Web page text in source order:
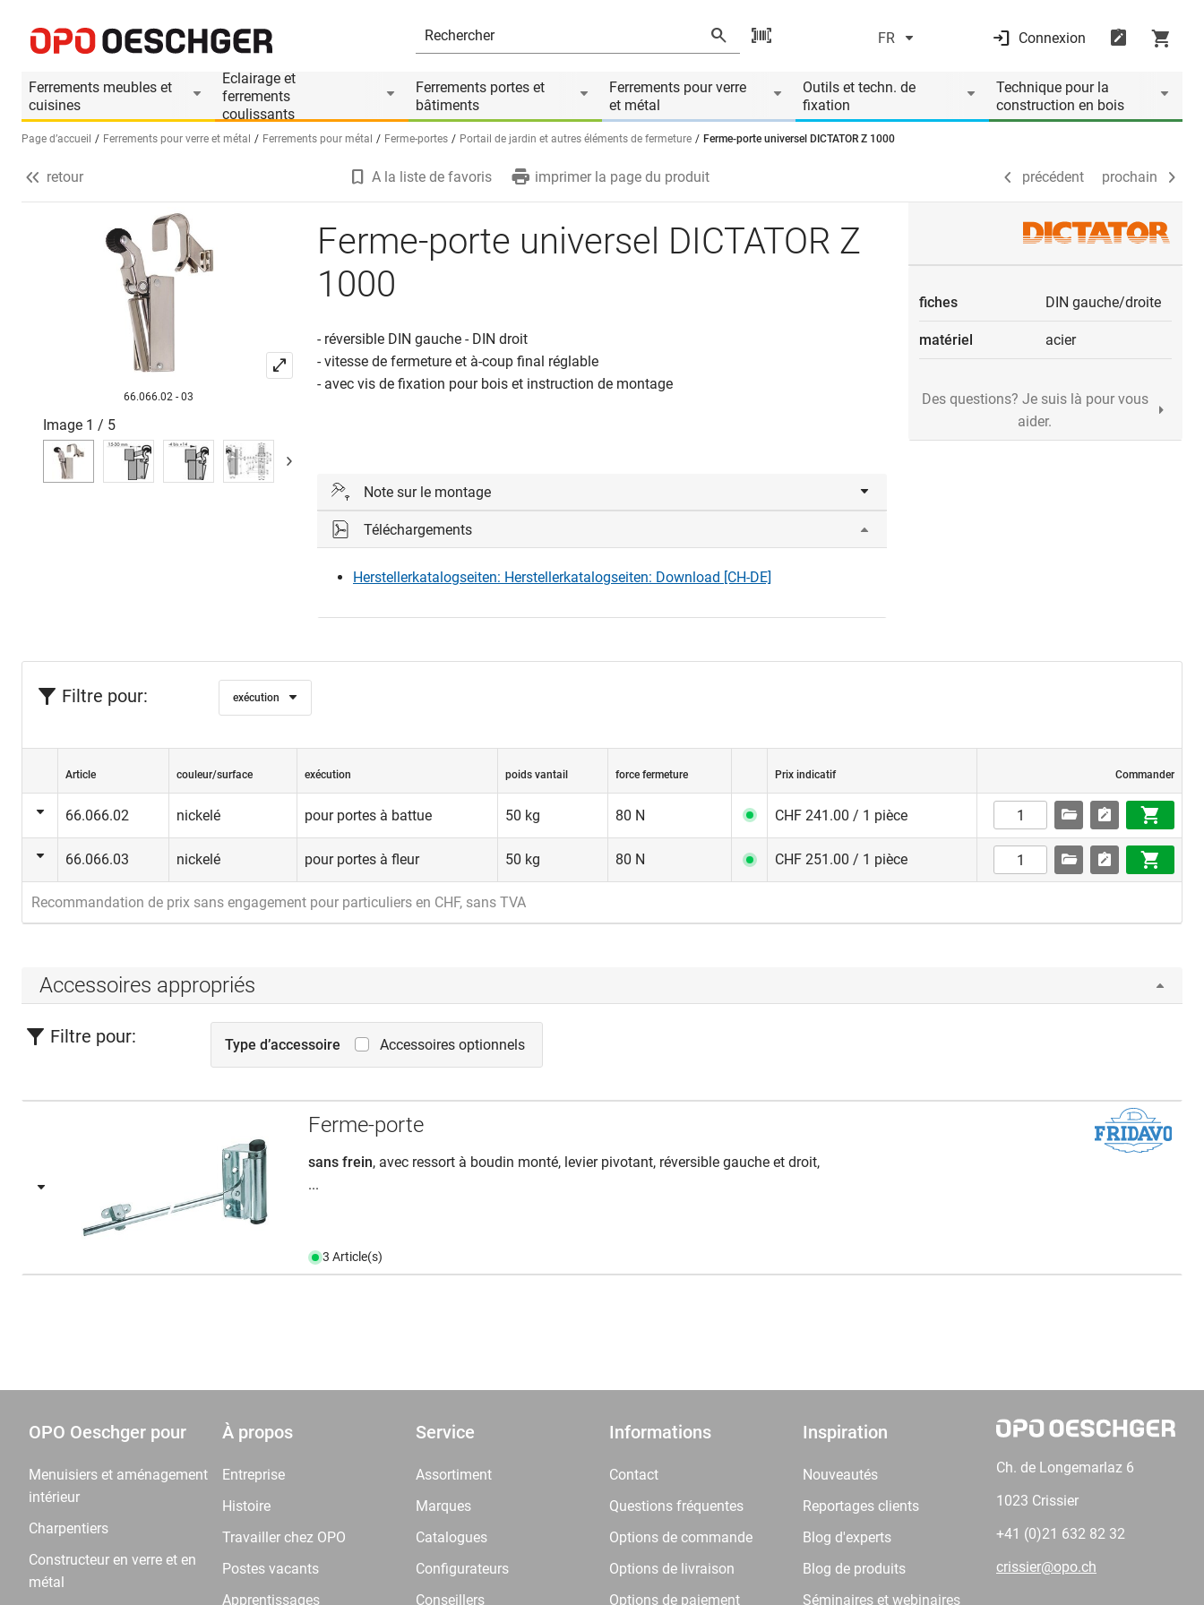
FR Connexion
Ferrements meubles et
cuisines
Eclairage et
ferrements
coulissants
Ferrements portes et
bâtiments
Ferrements pour verre
et métal
Outils et techn. de
fixation
Technique pour la
construction en bois
Sélectionnez une langue (FR)
Page d’accueil Ferrements pour verre et métal Ferrements pour métal Ferme-portes Portail de jardin et autres éléments de fermeture Ferme-porte universel DICTATOR Z 1000
Informations produit
Accessoires appropriés précédent prochain
retour A la liste de favoris imprimer la page du produit précédent prochain
66.066.02 - 03
Image 1 / 5
Ferme-porte universel DICTATOR Z
1000
- réversible DIN gauche - DIN droit
- vitesse de fermeture et à-coup final réglable
- avec vis de fixation pour bois et instruction de montage
Note sur le montage
Les fonctions du ferme-porte DICTATOR
- maintient la porte totalement fermée
Téléchargements
Herstellerkatalogseiten: Herstellerkatalogseiten: Download [CH-DE]
fiches DIN gauche/droite
matériel acier
Des questions? Je suis là pour vous
aider.
Filtre pour: exécution
Article couleur/surface exécution poids vantail force fermeture Prix indicatif Commander
66.066.02 nickelé pour portes à battue 50 kg 80 N CHF 241.00 / 1 pièce
66.066.03 nickelé pour portes à fleur 50 kg 80 N CHF 251.00 / 1 pièce
Recommandation de prix sans engagement pour particuliers en CHF, sans TVA
Accessoires appropriés
Filtre pour: Type d’accessoire Accessoires optionnels
Ferme-porte
sans frein, avec ressort à boudin monté, levier pivotant, réversible gauche et droit,
...
3 Article(s)
OPO Oeschger pour
Menuisiers et aménagement
intérieur
Charpentiers
Constructeur en verre et en
métal
À propos
Entreprise
Histoire
Travailler chez OPO
Postes vacants
Apprentissages
Service
Assortiment
Marques
Catalogues
Configurateurs
Conseillers
Informations
Contact
Questions fréquentes
Options de commande
Options de livraison
Options de paiement
Inspiration
Nouveautés
Reportages clients
Blog d'experts
Blog de produits
Séminaires et webinaires
Ch. de Longemarlaz 6
1023 Crissier
+41 (0)21 632 82 32
crissier@opo.ch